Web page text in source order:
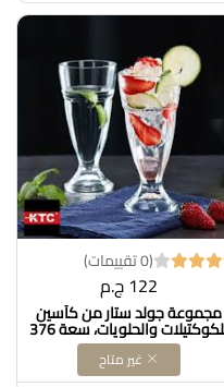
(0 تقييمات)
122 ج.م
مجموعة جولد ستار من كأسين
للكوكتيلات والحلويات، سعة 376
‎B07GR7SH4T
غير متاح